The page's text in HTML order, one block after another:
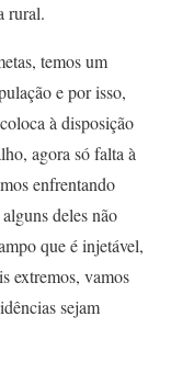
rural.
temos um
e por isso,
à disposição
agora só falta à
enfrentando
deles não
que é injetável,
extremos, vamos
sejam